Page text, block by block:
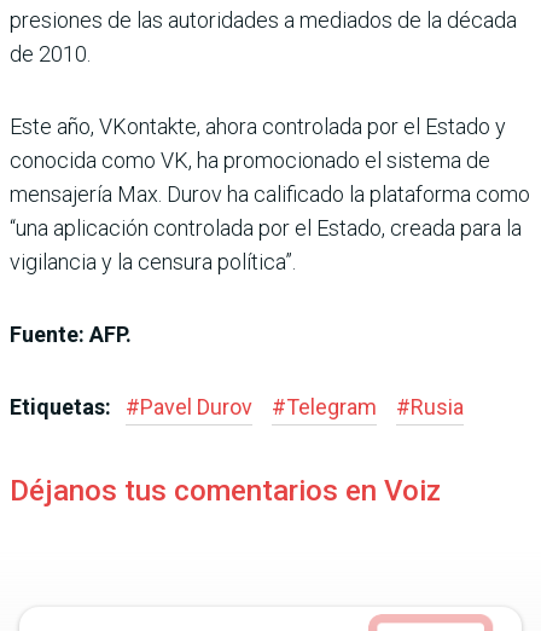
presiones de las autoridades a mediados de la década
de 2010.
Este año, VKontakte, ahora controlada por el Estado y
conocida como VK, ha promocionado el sistema de
mensajería Max. Durov ha calificado la plataforma como
“una aplicación controlada por el Estado, creada para la
vigilancia y la censura política”.
Fuente: AFP.
Etiquetas: #Pavel Durov #Telegram #Rusia
Déjanos tus comentarios en Voiz